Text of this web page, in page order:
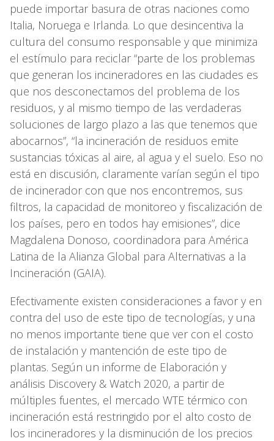
puede importar basura de otras naciones como
Italia, Noruega e Irlanda. Lo que desincentiva la
cultura del consumo responsable y que minimiza
el estímulo para reciclar “parte de los problemas
que generan los incineradores en las ciudades es
que nos desconectamos del problema de los
residuos, y al mismo tiempo de las verdaderas
soluciones de largo plazo a las que tenemos que
abocarnos”, “la incineración de residuos emite
sustancias tóxicas al aire, al agua y el suelo. Eso no
está en discusión, claramente varían según el tipo
de incinerador con que nos encontremos, sus
filtros, la capacidad de monitoreo y fiscalización de
los países, pero en todos hay emisiones”, dice
Magdalena Donoso, coordinadora para América
Latina de la Alianza Global para Alternativas a la
Incineración (GAIA).
Efectivamente existen consideraciones a favor y en
contra del uso de este tipo de tecnologías, y una
no menos importante tiene que ver con el costo
de instalación y mantención de este tipo de
plantas. Según un informe de Elaboración y
análisis Discovery & Watch 2020, a partir de
múltiples fuentes, el mercado WTE térmico con
incineración está restringido por el alto costo de
los incineradores y la disminución de los precios